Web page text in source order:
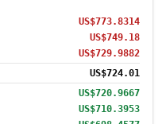
US$773.8314
US$749.18
US$729.9882
US$724.01
US$720.9667
US$710.3953